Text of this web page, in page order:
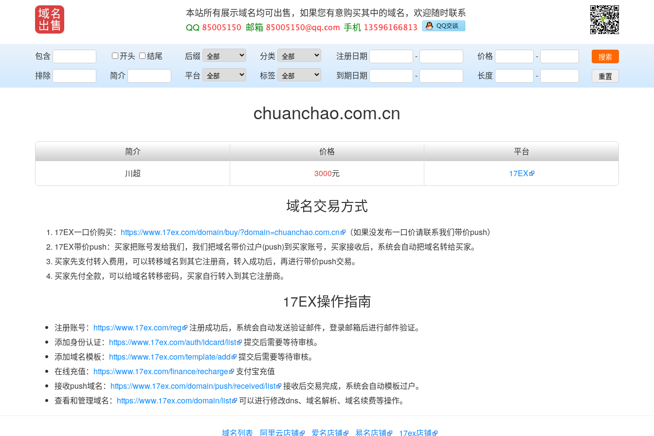
本站所有展示域名均可出售，如果您有意购买其中的域名，欢迎随时联系
QQ
邮箱 手机
包含 开头
结尾
排除
简介
后缀
平台
分类
标签
注册日期
-
到期日期
-
价格
-
长度
-
搜索
重置
chuanchao.com.cn
简介 价格
平台
川超
3000元 17EX
域名交易方式
17EX一口价购买： https://www.17ex.com/domain/buy/?domain=chuanchao.com.cn
（如果没发布一口价请联系我们带价push）
17EX带价push：买家把账号发给我们，我们把域名带价过户(push)到买家账号，买家接收后，系统会自动把域名转给买家。
买家先支付转入费用，可以转移域名到其它注册商，转入成功后，再进行带价push交易。
买家先付全款，可以给域名转移密码，买家自行转入到其它注册商。
17EX操作指南
注册账号： https://www.17ex.com/reg
注册成功后，系统会自动发送验证邮件，登录邮箱后进行邮件验证。
添加身份认证： https://www.17ex.com/auth/idcard/list
提交后需要等待审核。
添加域名模板： https://www.17ex.com/template/add
提交后需要等待审核。
在线充值： https://www.17ex.com/finance/recharge
支付宝充值
接收push域名： https://www.17ex.com/domain/push/received/list
接收后交易完成，系统会自动模板过户。
查看和管理域名： https://www.17ex.com/domain/list 可以进行修改dns、域名解析、域名续费等操作。
域名列表 阿里云店铺 爱名店铺 易名店铺 17ex店铺